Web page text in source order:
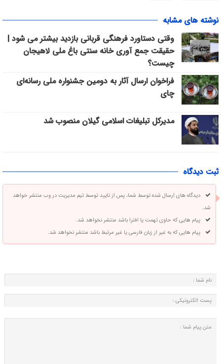
نوشته های مشابه
وقتی دستاورد فرهنگی قربانی بازدید بیشتر می شود |
حقیقت جمع آوری خانه سنتی باغ ملی لاهیجان
چیست؟
فراخوان ارسال آثار به دومین جشنواره ملی رسانه‌ای
چای
مدیرکل تبلیغات اسلامی گیلان منصوب شد
ثبت دیدگاه
دیدگاه های ارسال شده توسط شما، پس از تایید توسط تیم مدیریت در وب منتشر خواهد
شد.
پیام هایی که حاوی تهمت یا افترا باشد منتشر نخواهد شد.
پیام هایی که به غیر از زبان فارسی یا غیر مرتبط باشد منتشر نخواهد شد.